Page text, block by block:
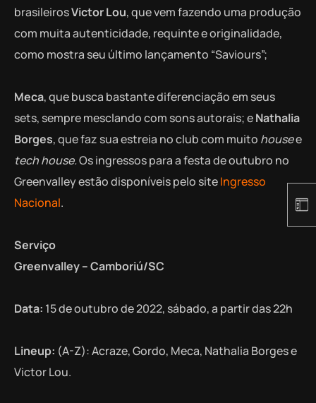
brasileirosVictor Lou, que vem fazendo uma produção
com muita autenticidade, requinte e originalidade,
como mostra seu último lançamento “Saviours”;
Meca, que busca bastante diferenciação em seus
sets, sempre mesclando com sons autorais; eNathalia
Borges, que faz sua estreia no club com muito housee
tech house.Os ingressos para a festa de outubro no
Greenvalley estão disponíveis pelo siteIngresso
Nacional.
Serviço
Greenvalley – Camboriú/SC
Data: 15 de outubro de 2022, sábado, a partir das 22h
Lineup: (A-Z): Acraze, Gordo, Meca, Nathalia Borges e
Victor Lou.